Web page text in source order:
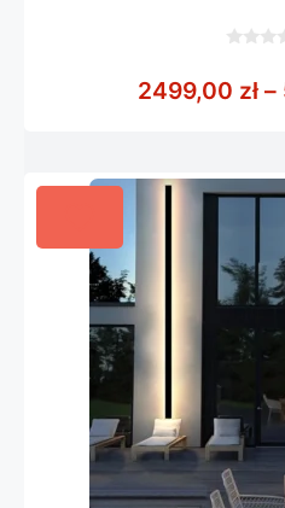
5
2499,00 zł –